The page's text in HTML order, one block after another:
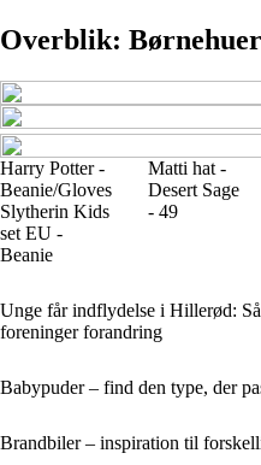
Overblik:
Harry Potter -
Beanie/Gloves
Slytherin Kids
set EU -
Beanie
Matti hat -
Desert Sage
- 49
Unge får indflydelse i Hillerød:
foreninger forandring
Babypuder – find den type, der
Brandbiler – inspiration til